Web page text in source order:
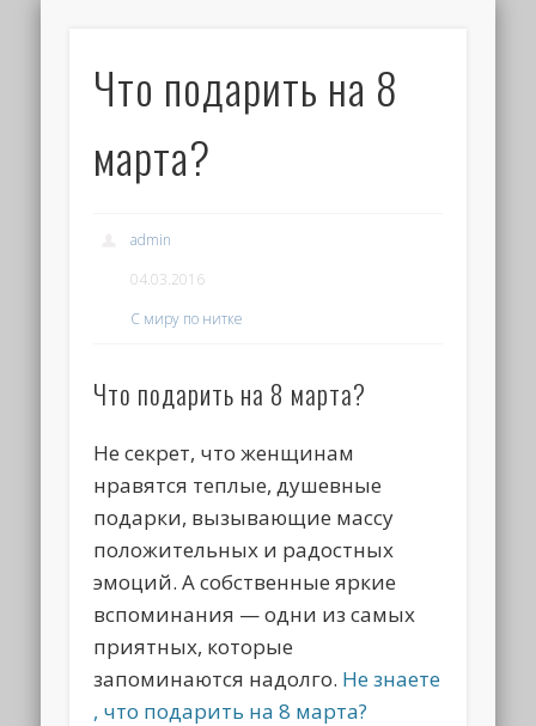
Что подарить на 8
марта?
admin
04.03.2016
С миру по нитке
Что подарить на 8 марта?
Не секрет, что женщинам
нравятся теплые, душевные
подарки, вызывающие массу
положительных и радостных
эмоций. А собственные яркие
вспоминания — одни из самых
приятных, которые
запоминаются надолго. Не знаете
, что подарить на 8 марта?